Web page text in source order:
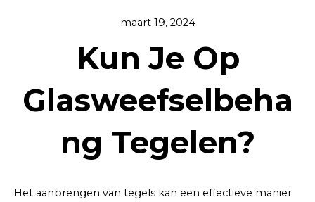
maart 19, 2024
Kun Je Op
Glasweefselbeha
ng Tegelen?
Het aanbrengen van tegels kan een effectieve manier